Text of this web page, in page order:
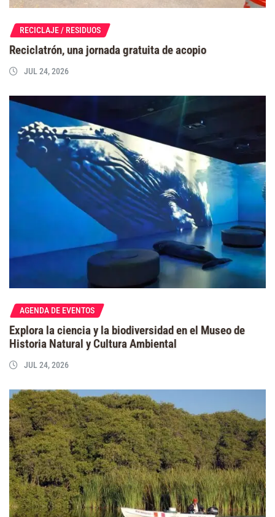
RECICLAJE / RESIDUOS
Reciclatrón, una jornada gratuita de acopio
JUL 24, 2026
AGENDA DE EVENTOS
Explora la ciencia y la biodiversidad en el Museo de
Historia Natural y Cultura Ambiental
JUL 24, 2026